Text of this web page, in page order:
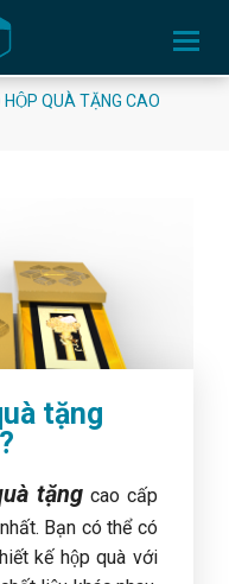
Toggle
navigation
HỘP QUÀ TẶNG CAO
tặng
tặngcao cấp
Bạn có thể có
kế hộp quà với